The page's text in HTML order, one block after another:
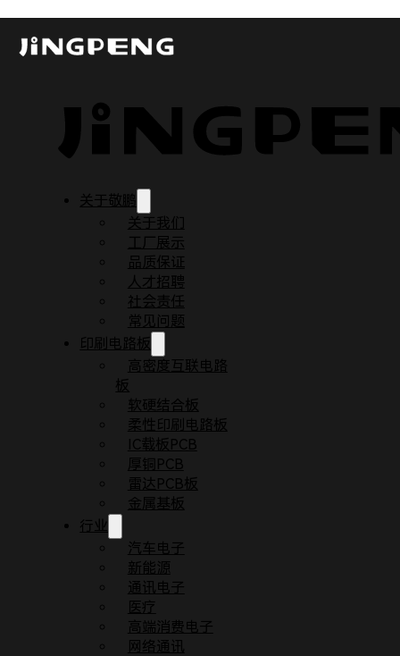
关于敬鹏
关于我们
工厂展示
品质保证
人才招聘
社会责任
常见问题
印刷电路板
高密度互联电路
板
软硬结合板
柔性印刷电路板
IC载板PCB
厚铜PCB
雷达PCB板
金属基板
行业
汽车电子
新能源
通讯电子
医疗
高端消费电子
网络通讯
阅读时间：3 分钟
博客
本文将介绍一些关于PCB工艺的基本原则，这些原